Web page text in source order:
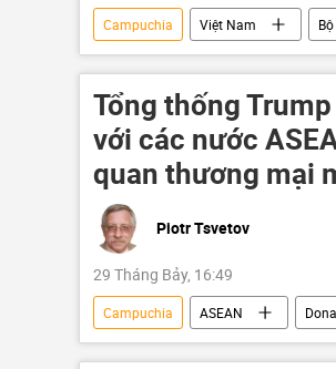
Campuchia Việt Nam
luật hình sự
Thành phố Hồ
Tổng thống
với các nước
quan thương mại
Piotr Tsvetov
29 Tháng Bảy, 16:49
Campuchia ASEAN
Tác giả
Đông Nam Á